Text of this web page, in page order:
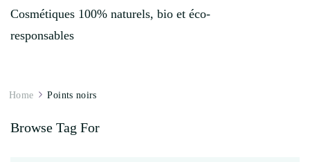
Cosmétiques 100% naturels, bio et éco-
responsables
Home Points noirs
Browse Tag For